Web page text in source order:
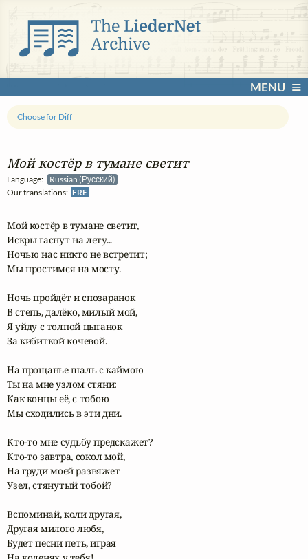
MENU
Мой костёр в тумане светит
Language:
Russian (Русский)
Our translations: FRE
Choose for Diff
Мой костёр в тумане светит,
Искры гаснут на лету...
Ночью нас никто не встретит;
Мы простимся на мосту.
Ночь пройдёт и спозаранок
В степь, далёко, милый мой,
Я уйду с толпой цыганок
За кибиткой кочевой.
На прощанье шаль с каймою
Ты на мне узлом стяни:
Как концы её, с тобою
Мы сходились в эти дни.
Кто-то мне судьбу предскажет?
Кто-то завтра, сокол мой,
На груди моей развяжет
Узел, стянутый тобой?
Вспоминай, коли другая,
Другая милого любя,
Будет песни петь, играя